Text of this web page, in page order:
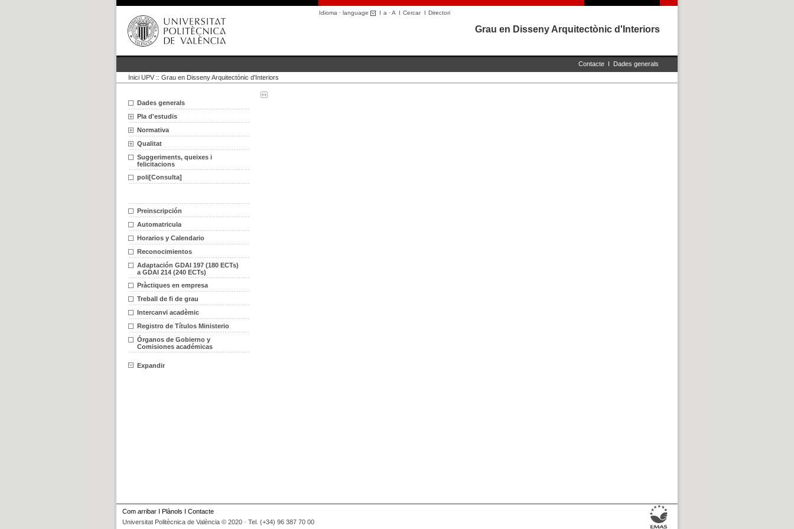
Idioma · language I a ·A I CercarI Directori
Grau en Disseny Arquitectònic d'Interiors
Contacte I Dades generals
Inici UPV :: Grau en Disseny Arquitectònic d'Interiors
Dades generals
Pla d'estudis
Normativa
Qualitat
Suggeriments, queixes i
felicitacions
poli[Consulta]
Preinscripción
Automatricula
Horarios y Calendario
Reconocimientos
Adaptación GDAI 197 (180 ECTs)
a GDAI 214 (240 ECTs)
Pràctiques en empresa
Treball de fi de grau
Intercanvi acadèmic
Registro de Títulos Ministerio
Órganos de Gobierno y
Comisiones académicas
Expandir
Com arribar I Plànols I Contacte
Universitat Politècnica de València © 2020 · Tel. (+34) 96 387 70 00